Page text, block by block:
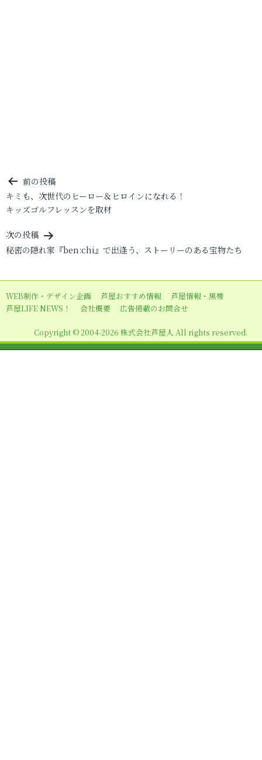
投
稿
ナ
ビ
ゲ
シ
ョ
前の投稿
キミも、次世代のヒーロー＆ヒロインになれる！
キッズゴルフレッスンを取材
次の投稿
秘密の隠れ家『ben:chi』で出逢う、ストーリーのある宝物たち
WEB制作・デザイン企画 芦屋おすすめ情報
芦屋情報・黒帯
芦屋LIFE NEWS！
会社概要 広告掲載のお問合せ
Copyright © 2004-2026 株式会社芦屋人 All rights reserved.